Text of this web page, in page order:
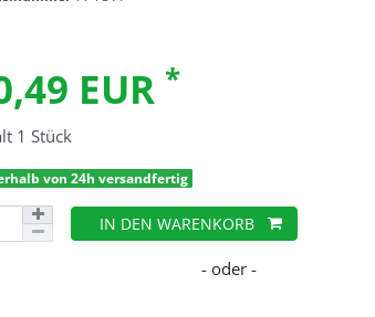
EUR *
1 Stück
von 24h versandfertig
IN DEN WARENKORB